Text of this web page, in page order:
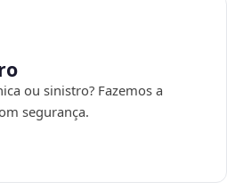
ou sinistro? Fazemos a
segurança.